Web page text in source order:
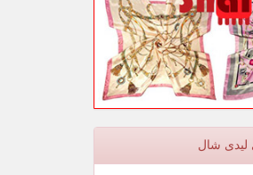
لیدی شال